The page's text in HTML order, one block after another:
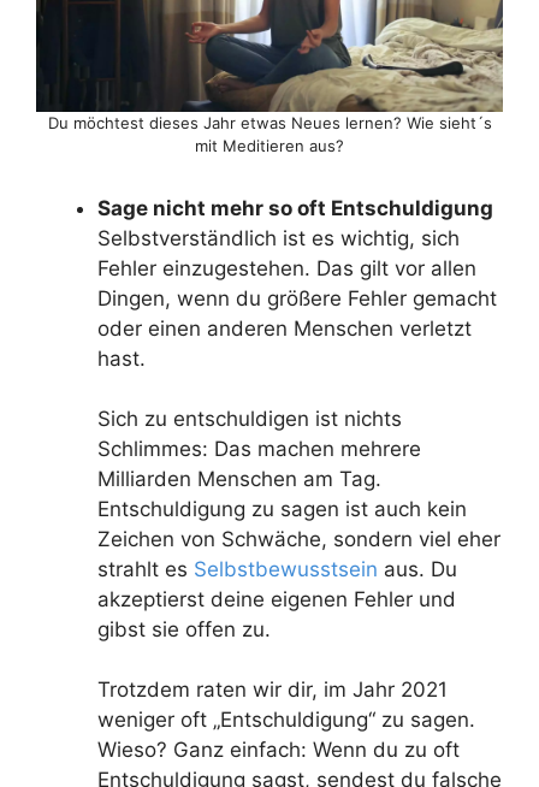
Du möchtest dieses Jahr etwas Neues lernen? Wie sieht´s
mit Meditieren aus?
Sage nicht mehr so oft Entschuldigung
Selbstverständlich ist es wichtig, sich
Fehler einzugestehen. Das gilt vor allen
Dingen, wenn du größere Fehler gemacht
oder einen anderen Menschen verletzt
hast.
Sich zu entschuldigen ist nichts
Schlimmes: Das machen mehrere
Milliarden Menschen am Tag.
Entschuldigung zu sagen ist auch kein
Zeichen von Schwäche, sondern viel eher
strahlt es Selbstbewusstsein aus. Du
akzeptierst deine eigenen Fehler und
gibst sie offen zu.
Trotzdem raten wir dir, im Jahr 2021
weniger oft „Entschuldigung“ zu sagen.
Wieso? Ganz einfach: Wenn du zu oft
Entschuldigung sagst, sendest du falsche